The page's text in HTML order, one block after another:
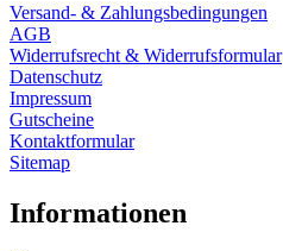
Versand- & Zahlungsbedingungen
AGB
Widerrufsrecht & Widerrufsformular
Datenschutz
Impressum
Gutscheine
Kontaktformular
Sitemap
Informationen